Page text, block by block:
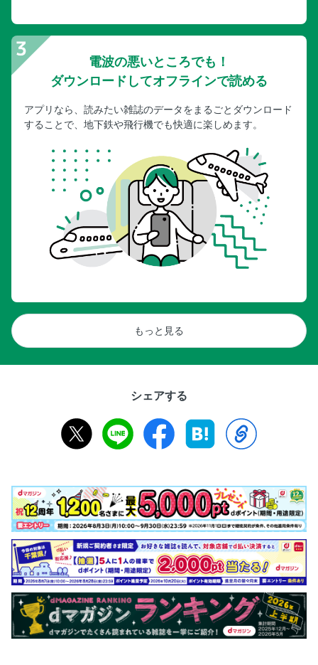
電波の悪いところでも！
ダウンロードしてオフラインで読める
アプリなら、読みたい雑誌のデータをまるごとダウンロード
することで、地下鉄や飛行機でも快適に楽しめます。
もっと見る
シェアする